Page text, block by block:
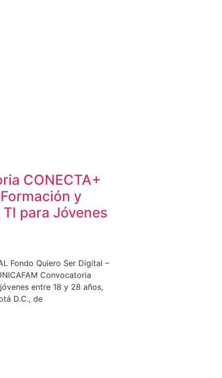
CONECTA+
y
para Jóvenes
Fondo Quiero Ser Digital –
Convocatoria
entre 18 y 28 años,
D.C., de